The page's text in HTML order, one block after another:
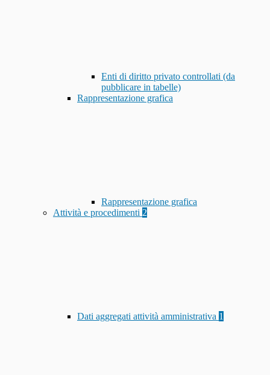
Enti di diritto privato controllati (da
pubblicare in tabelle)
Rappresentazione grafica
Rappresentazione grafica
Attività e procedimenti 2
Dati aggregati attività amministrativa 1